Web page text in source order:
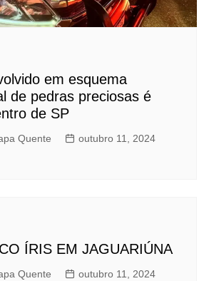
em esquema
de pedras preciosas é
de SP
Quente
outubro 11, 2024
ÍRIS EM JAGUARIÚNA
Quente
outubro 11, 2024